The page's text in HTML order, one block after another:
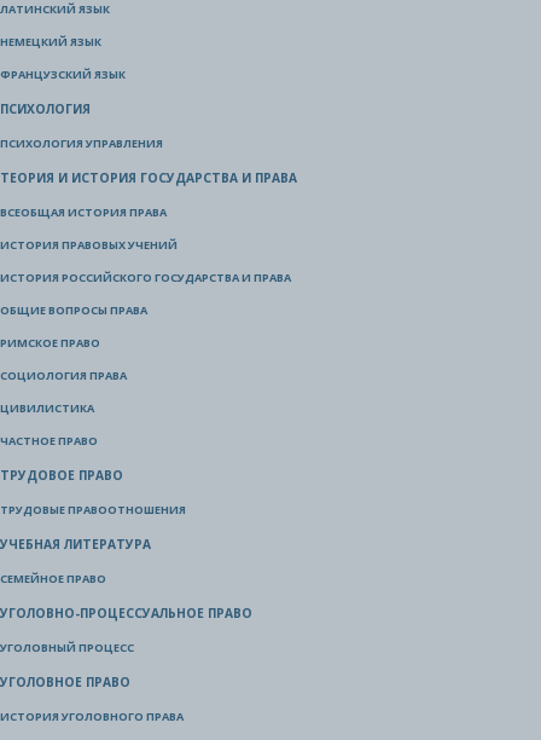
ЛАТИНСКИЙ ЯЗЫК
НЕМЕЦКИЙ ЯЗЫК
ФРАНЦУЗСКИЙ ЯЗЫК
ПСИХОЛОГИЯ
ПСИХОЛОГИЯ УПРАВЛЕНИЯ
ТЕОРИЯ И ИСТОРИЯ ГОСУДАРСТВА И ПРАВА
ВСЕОБЩАЯ ИСТОРИЯ ПРАВА
ИСТОРИЯ ПРАВОВЫХ УЧЕНИЙ
ИСТОРИЯ РОССИЙСКОГО ГОСУДАРСТВА И ПРАВА
ОБЩИЕ ВОПРОСЫ ПРАВА
РИМСКОЕ ПРАВО
СОЦИОЛОГИЯ ПРАВА
ЦИВИЛИСТИКА
ЧАСТНОЕ ПРАВО
ТРУДОВОЕ ПРАВО
ТРУДОВЫЕ ПРАВООТНОШЕНИЯ
УЧЕБНАЯ ЛИТЕРАТУРА
СЕМЕЙНОЕ ПРАВО
УГОЛОВНО-ПРОЦЕССУАЛЬНОЕ ПРАВО
УГОЛОВНЫЙ ПРОЦЕСС
УГОЛОВНОЕ ПРАВО
ИСТОРИЯ УГОЛОВНОГО ПРАВА